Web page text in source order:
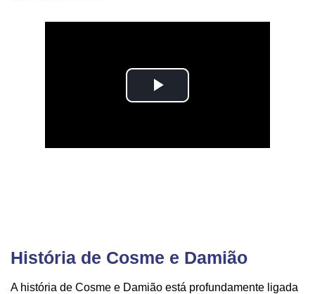
História de Cosme e Damião
A história de Cosme e Damião está profundamente ligada